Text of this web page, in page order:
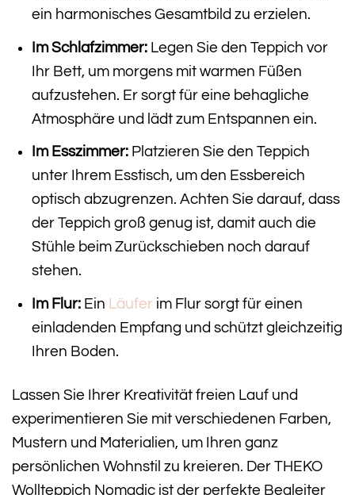
ein harmonisches Gesamtbild zu erzielen.
Im Schlafzimmer:Legen Sie den Teppich vor
Ihr Bett, um morgens mit warmen Füßen
aufzustehen. Er sorgt für eine behagliche
Atmosphäre und lädt zum Entspannen ein.
Im Esszimmer:Platzieren Sie den Teppich
unter Ihrem Esstisch, um den Essbereich
optisch abzugrenzen. Achten Sie darauf, dass
der Teppich groß genug ist, damit auch die
Stühle beim Zurückschieben noch darauf
stehen.
Im Flur:Ein Läufer im Flur sorgt für einen
einladenden Empfang und schützt gleichzeitig
Ihren Boden.
Lassen Sie Ihrer Kreativität freien Lauf und
experimentieren Sie mit verschiedenen Farben,
Mustern und Materialien, um Ihren ganz
persönlichen Wohnstil zu kreieren. Der THEKO
Wollteppich Nomadic ist der perfekte Begleiter